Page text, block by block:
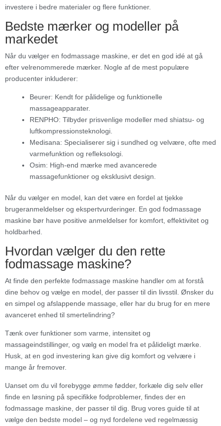
investere i bedre materialer og flere funktioner.
Bedste mærker og modeller på
markedet
Når du vælger en fodmassage maskine, er det en god idé at gå
efter velrenommerede mærker. Nogle af de mest populære
producenter inkluderer:
Beurer: Kendt for pålidelige og funktionelle
massageapparater.
RENPHO: Tilbyder prisvenlige modeller med shiatsu- og
luftkompressionsteknologi.
Medisana: Specialiserer sig i sundhed og velvære, ofte med
varmefunktion og refleksologi.
Osim: High-end mærke med avancerede
massagefunktioner og eksklusivt design.
Når du vælger en model, kan det være en fordel at tjekke
brugeranmeldelser og ekspertvurderinger. En god fodmassage
maskine bør have positive anmeldelser for komfort, effektivitet og
holdbarhed.
Hvordan vælger du den rette
fodmassage maskine?
At finde den perfekte fodmassage maskine handler om at forstå
dine behov og vælge en model, der passer til din livsstil. Ønsker du
en simpel og afslappende massage, eller har du brug for en mere
avanceret enhed til smertelindring?
Tænk over funktioner som varme, intensitet og
massageindstillinger, og vælg en model fra et pålideligt mærke.
Husk, at en god investering kan give dig komfort og velvære i
mange år fremover.
Uanset om du vil forebygge ømme fødder, forkæle dig selv eller
finde en løsning på specifikke fodproblemer, findes der en
fodmassage maskine, der passer til dig. Brug vores guide til at
vælge den bedste model – og nyd fordelene ved regelmæssig